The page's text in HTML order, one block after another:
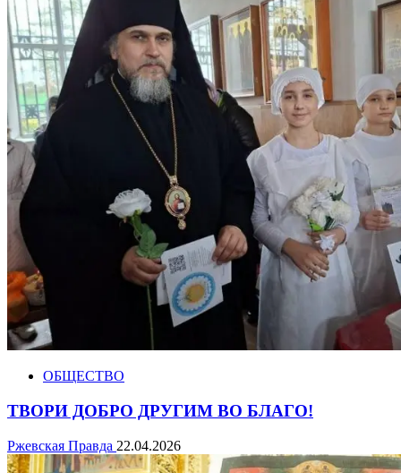
ОБЩЕСТВО
ТВОРИ ДОБРО ДРУГИМ ВО БЛАГО!
Ржевская Правда 22.04.2026